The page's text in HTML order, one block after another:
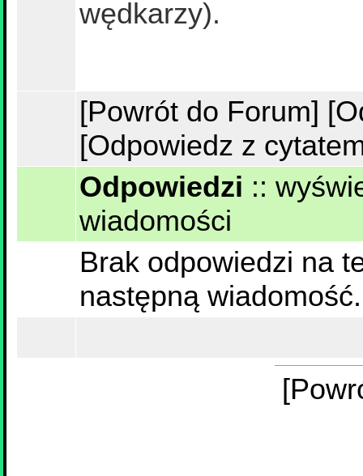
wędkarzy).
[Powrót do Forum]
[Odpowiedz z
Odpowiedzi ::
wiadomości
Brak odpowiedzi na
następną wiadomość.